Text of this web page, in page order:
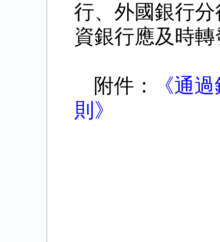
行、外國銀行
資銀行應及時
附件：
《通
則》